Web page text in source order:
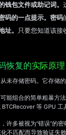
钱包文件或助记词。
码的一点提示。密码
址。 只要您知道该接
恢复的实际原理
未存储密码。它存储
能组合的简单粗暴方
BTCRecover 等 GPU
许多被视为“错误”的
不匹配而导致验证失